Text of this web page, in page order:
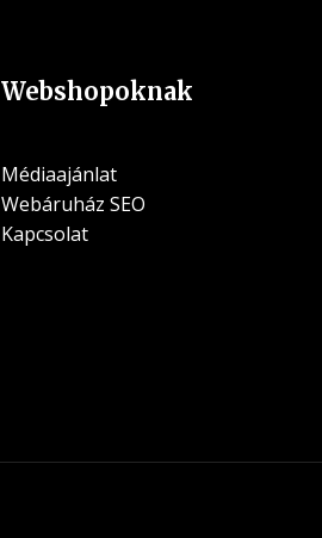
Webshopoknak
Médiaajánlat
Webáruház SEO
Kapcsolat